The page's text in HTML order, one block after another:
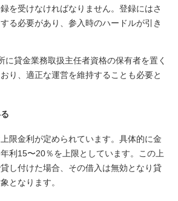
を受けなければなりません。登録にはさ
る必要があり、参入時のハードルが引き
に貸金業務取扱主任者資格の保有者を置く
り、適正な運営を維持することも必要と
限金利が定められています。具体的に金
利15〜20％を上限としています。この上
し付けた場合、その借入は無効となり貸
となります。